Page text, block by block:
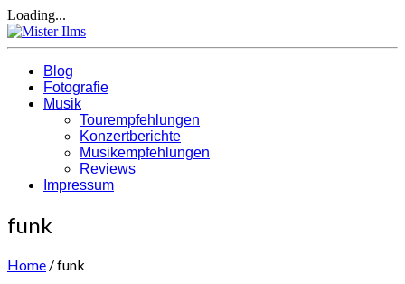
Loading...
Blog
Fotografie
Musik
Tourempfehlungen
Konzertberichte
Musikempfehlungen
Reviews
Impressum
funk
Home /funk